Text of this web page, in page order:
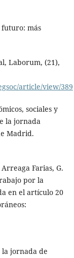
futuro: más
Laborum, (21),
article/view/389
sociales y
la jornada
Madrid.
Farias, G.
por la
en el artículo 20
la jornada de